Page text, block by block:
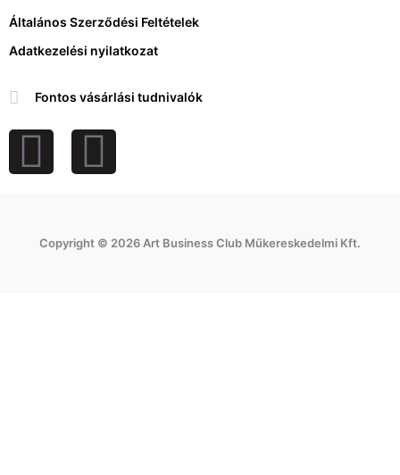
Általános Szerződési Feltételek
Adatkezelési nyilatkozat
Fontos vásárlási tudnivalók
F
c
I
s
Copyright © 2026 Art Business Club Műkereskedelmi Kft.